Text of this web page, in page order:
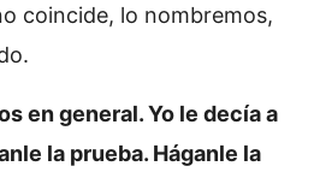
coincide, lo nombremos,
en general. Yo le decía a
la prueba. Háganle la